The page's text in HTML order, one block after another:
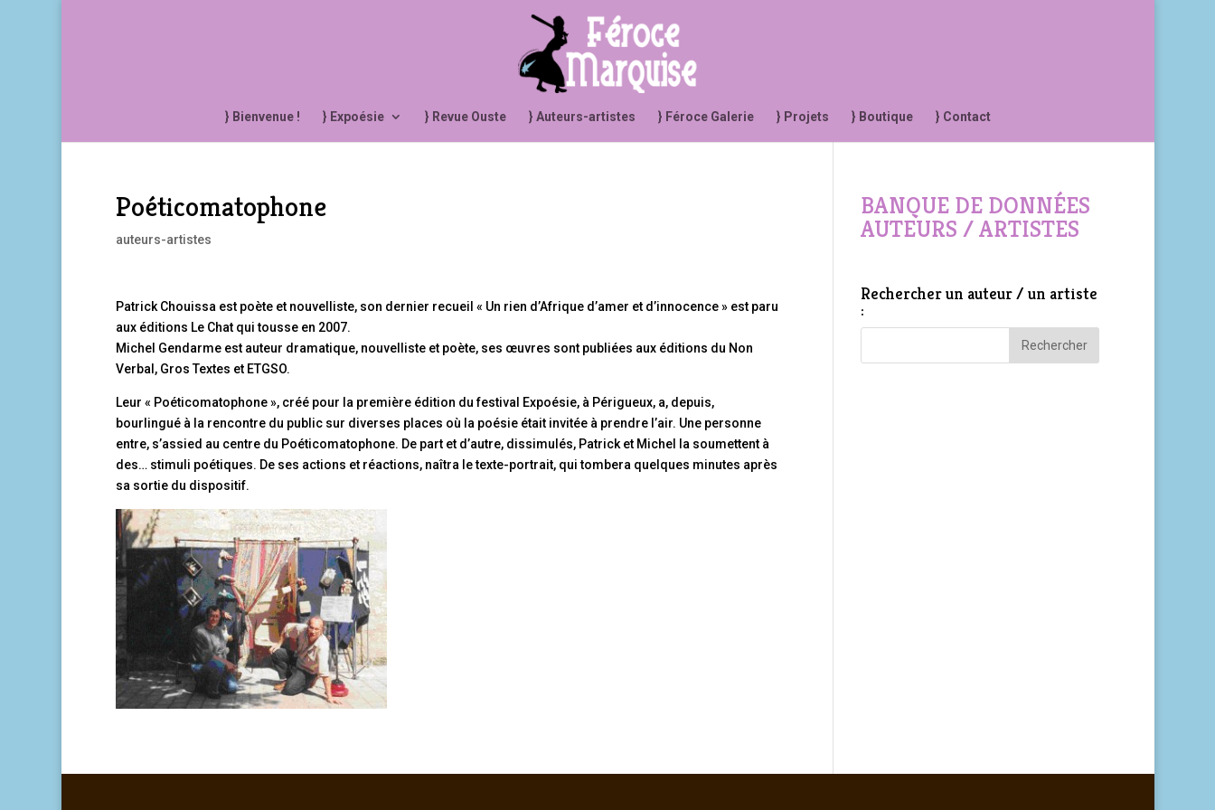
} Bienvenue ! } Expoésie } Revue Ouste } Auteurs-artistes } Féroce Galerie } Projets } Boutique } Contact
Poéticomatophone
auteurs-artistes
Patrick Chouissa est poète et nouvelliste, son dernier recueil « Un rien d’Afrique d’amer et d’innocence » est paru
aux éditions Le Chat qui tousse en 2007.
Michel Gendarme est auteur dramatique, nouvelliste et poète, ses œuvres sont publiées aux éditions du Non
Verbal, Gros Textes et ETGSO.
Leur « Poéticomatophone », créé pour la première édition du festival Expoésie, à Périgueux, a, depuis,
bourlingué à la rencontre du public sur diverses places où la poésie était invitée à prendre l’air. Une personne
entre, s’assied au centre du Poéticomatophone. De part et d’autre, dissimulés, Patrick et Michel la soumettent à
des… stimuli poétiques. De ses actions et réactions, naîtra le texte-portrait, qui tombera quelques minutes après
sa sortie du dispositif.
BANQUE DE DONNÉES
AUTEURS / ARTISTES
Rechercher un auteur / un artiste
: